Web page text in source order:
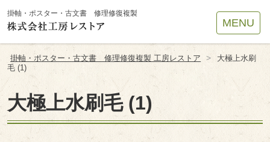
掛軸・ポスター・古文書 修理修復複製
MENU
掛軸・ポスター・古文書 修理修復複製 工房レストア >
大極上水刷
毛 (1)
大極上水刷毛 (1)
Site
Footer